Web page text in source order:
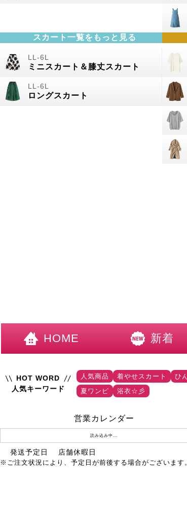
スカート一覧をもっと見る
ミニスカート＆膝丈スカート
ロングスカート
HOME 新着
HOT WORD
人気キーワード
人気商品 着やせスカート ひ
夏ワンピ
浴衣☆彡
営業カレンダー
読み込み中...
発送予定日 店舗休暇日
※ご注文状況により、予定日が前後する場合がございます